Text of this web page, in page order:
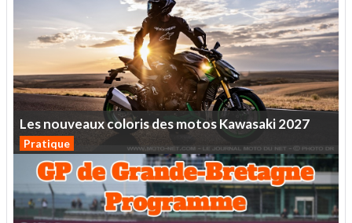
LesnouveauxcolorisdesmotosKawasaki2027
Pratique